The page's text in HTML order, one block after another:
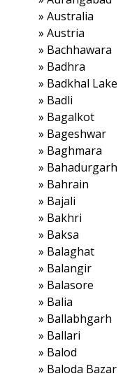
» Australia
» Austria
» Bachhawara
» Badhra
» Badkhal Lake
» Badli
» Bagalkot
» Bageshwar
» Baghmara
» Bahadurgarh
» Bahrain
» Bajali
» Bakhri
» Baksa
» Balaghat
» Balangir
» Balasore
» Balia
» Ballabhgarh
» Ballari
» Balod
» Baloda Bazar